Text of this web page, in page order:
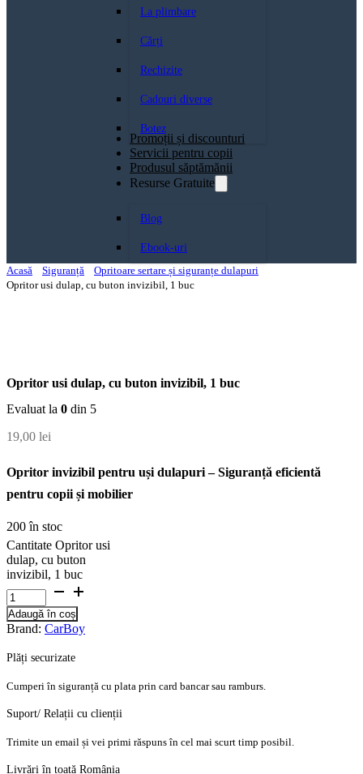
La plimbare
Cărți
Rechizite
Cadouri diverse
Botez
Promoții și discounturi
Servicii pentru copii
Produsul săptămănii
Resurse Gratuite
Blog
Ebook-uri
Acasă
Siguranță
Opritoare sertare și siguranțe dulapuri
Opritor usi dulap, cu buton invizibil, 1 buc
Opritor usi dulap, cu buton invizibil, 1 buc
Evaluat la 0 din 5
19,00 lei
Opritor invizibil pentru uși dulapuri – Siguranță eficientă
pentru copii și mobilier
200 în stoc
Cantitate Opritor usi
dulap, cu buton
invizibil, 1 buc
Adaugă în coș
Brand: CarBoy
Plăți securizate
Cumperi în siguranță cu plata prin card bancar sau ramburs.
Suport/ Relații cu clienții
Trimite un email și vei primi răspuns în cel mai scurt timp posibil.
Livrări în toată România